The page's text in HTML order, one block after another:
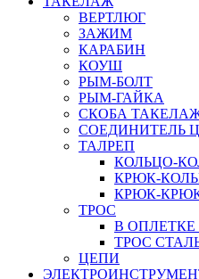
ВЕРТЛЮГ
ЗАЖИМ
КАРАБИН
КОУШ
РЫМ-БОЛТ
РЫМ-ГАЙКА
СКОБА
СОЕДИНИТЕЛЬ
ТАЛРЕП
КОЛЬЦО-
КРЮК-
КРЮК-
ТРОС
В ОПЛЕТКЕ
ТРОС
ЦЕПИ